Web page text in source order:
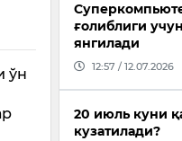
ўн
ғолиблиги
янгилади
12:57 / 12.07.2026
20 июль куни
кузатилади?